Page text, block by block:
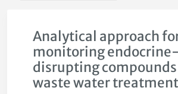
Analytical approach
monitoring endocrine-
disrupting
waste water